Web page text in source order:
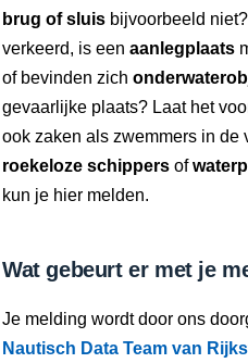
brug of sluis bijvoorbeeld
verkeerd, is een aanlegplaats
of bevinden zich
gevaarlijke plaats? Laat het
ook zaken als zwemmers in de
roekeloze schippers of
kun je hier melden.
Wat gebeurt er met je
Je melding wordt door ons
Nautisch Data Team van